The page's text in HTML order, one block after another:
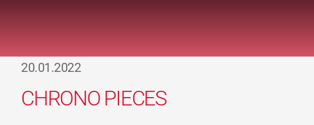
20.01.2022
CHRONO PIECES